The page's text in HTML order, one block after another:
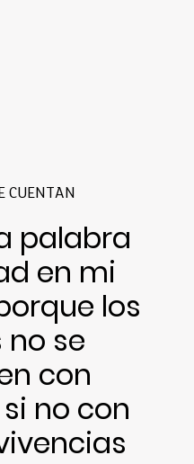
CUENTAN
palabra
en mi
los
se
con
no con